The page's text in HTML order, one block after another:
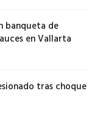
banqueta de
en Vallarta
tras choque